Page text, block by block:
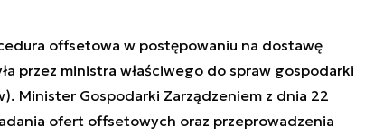
offsetowa w postępowaniu na dostawę
przez ministra właściwego do spraw gospodarki
Minister Gospodarki Zarządzeniem z dnia 22
ofert offsetowych oraz przeprowadzenia